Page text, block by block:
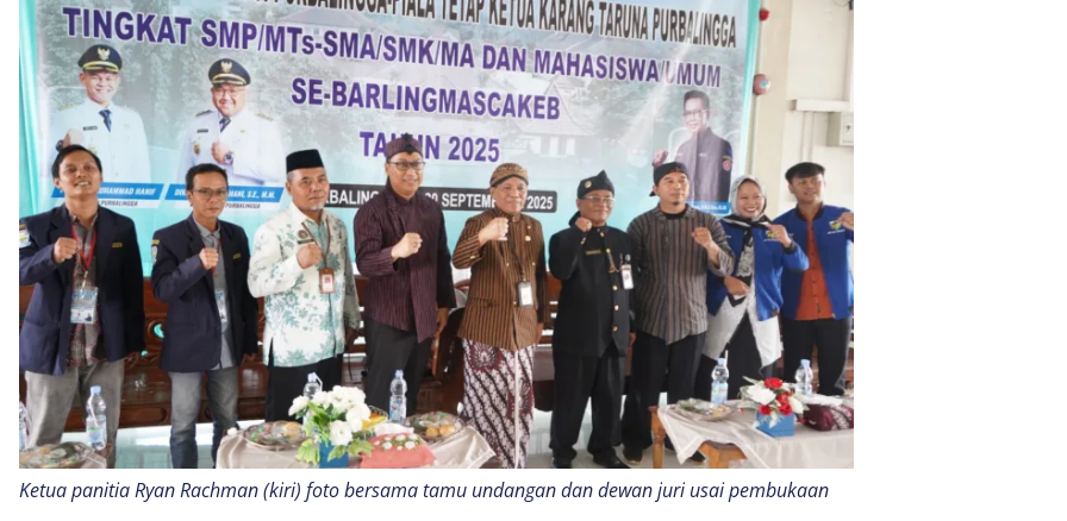
Ketua panitia Ryan Rachman (kiri) foto bersama tamu undangan dan dewan juri usai pembukaan